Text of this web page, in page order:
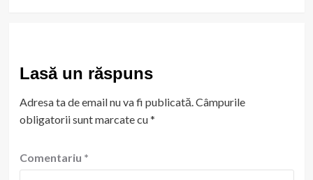
Lasă un răspuns
Adresa ta de email nu va fi publicată.Câmpurile
obligatorii sunt marcate cu*
Comentariu *